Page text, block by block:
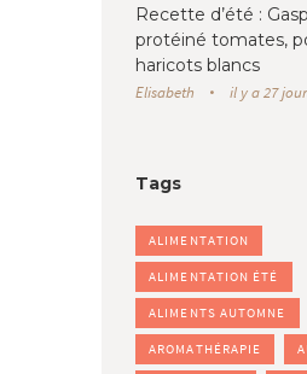
Recette d’été :
protéiné tomates,
haricots blancs
Elisabeth il y a 27
Tags
ALIMENTATION
ALIMENTATION ÉTÉ
ALIMENTS AUTOMNE
AROMATHÉRAPIE